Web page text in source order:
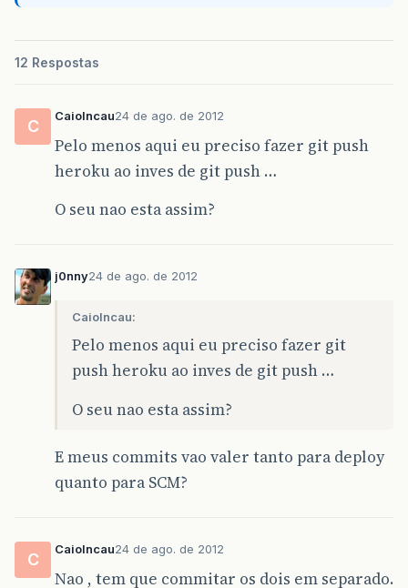
12 Respostas
C
CaioIncau24 de ago. de 2012
Pelo menos aqui eu preciso fazer git push
heroku ao inves de git push …
O seu nao esta assim?
j0nny24 de ago. de 2012
CaioIncau:
Pelo menos aqui eu preciso fazer git
push heroku ao inves de git push …
O seu nao esta assim?
E meus commits vao valer tanto para deploy
quanto para SCM?
C
CaioIncau24 de ago. de 2012
Nao , tem que commitar os dois em separado.